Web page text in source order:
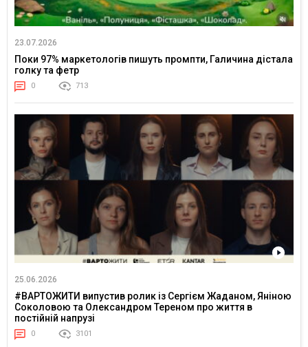
23.07.2026
Поки 97% маркетологів пишуть промпти, Галичина дістала
голку та фетр
0 713
25.06.2026
#ВАРТОЖИТИ випустив ролик із Сергієм Жаданом, Яніною
Соколовою та Олександром Тереном про життя в
постійній напрузі
0 3101